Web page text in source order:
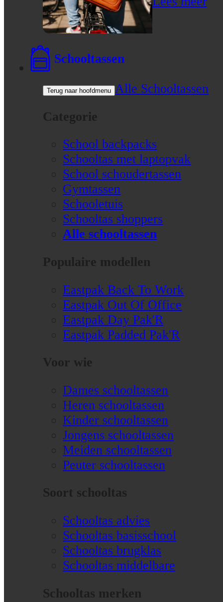
Schooltassen
Terug naar hoofdmenu Alle Schooltassen
Categorie
School backpacks
Schooltas met laptopvak
School schoudertassen
Gymtassen
Schooletuis
Schooltas shoppers
Alle schooltassen
Populaire modellen
Eastpak Back To Work
Eastpak Out Of Office
Eastpak Day Pak'R
Eastpak Padded Pak'R
Voor wie
Dames schooltassen
Heren schooltassen
Kinder schooltassen
Jongens schooltassen
Meiden schooltassen
Peuter schooltassen
Soort schooltas
Schooltas advies
Schooltas basisschool
Schooltas brugklas
Schooltas middelbare
Schooltas merken